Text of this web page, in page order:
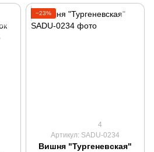
−23%
4
Артикул: SADU-0234
Вишня "Тургеневская"